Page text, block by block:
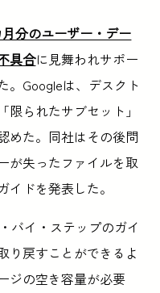
分のユーザー・デー
具合に見舞われサポー
。Googleは、デスクト
られたサブセット」
めた。同社はその後問
が失ったファイルを取
イドを発表した。
バイ・ステップのガイ
り戻すことができるよ
ジの空き容量が必要